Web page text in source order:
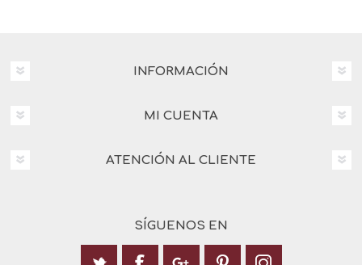
INFORMACIÓN
MI CUENTA
ATENCIÓN AL CLIENTE
SÍGUENOS EN